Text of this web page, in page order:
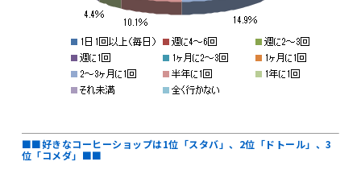
■■好きなコーヒーショップは1位「スタバ」、2位「ドトール」、3
位「コメダ」■■